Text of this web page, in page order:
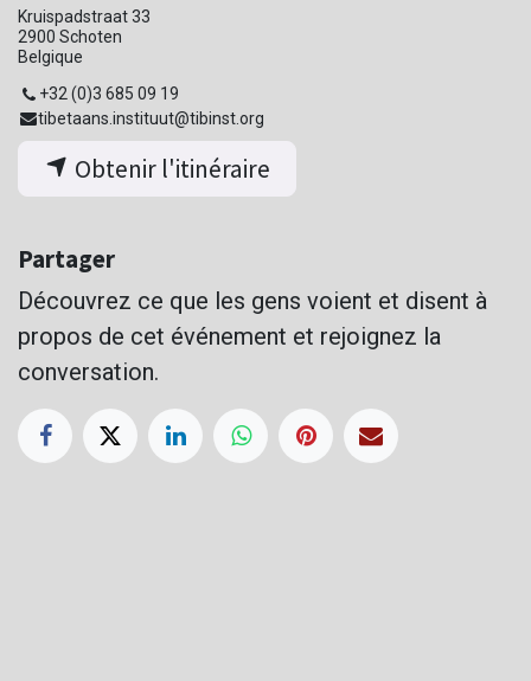
Kruispadstraat 33
2900 Schoten
Belgique
+32 (0)3 685 09 19
tibetaans.instituut@tibinst.org
Obtenir l'itinéraire
Partager
Découvrez ce que les gens voient et disent à
propos de cet événement et rejoignez la
conversation.